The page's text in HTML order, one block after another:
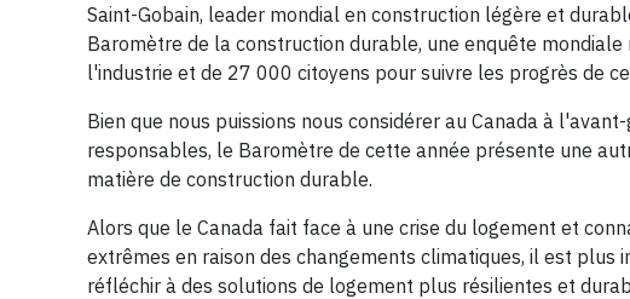
Saint-Gobain, leader mondial en construction légère et
Baromètre de la construction durable, une enquête
l'industrie et de 27 000 citoyens pour suivre les progrès de
Bien que nous puissions nous considérer au Canada à
responsables, le Baromètre de cette année présente une
matière de construction durable.
Alors que le Canada fait face à une crise du logement et
extrêmes en raison des changements climatiques, il est
réfléchir à des solutions de logement plus résilientes et